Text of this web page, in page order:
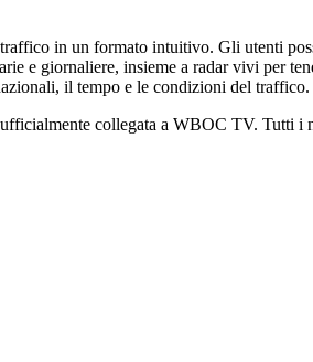
in un formato intuitivo. Gli utenti
e giornaliere, insieme a radar vivi per
il tempo e le condizioni del traffico.
collegata a WBOC TV. Tutti